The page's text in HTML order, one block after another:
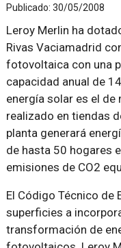
Publicado: 30/05/2008
Leroy Merlin ha
Rivas Vaciamadrid
fotovoltaica con una
capacidad anual de
energía solar es el
realizado en tiendas
planta generará
de hasta 50 hogares
emisiones de CO2
El Código Técnico de
superficies a
transformación de